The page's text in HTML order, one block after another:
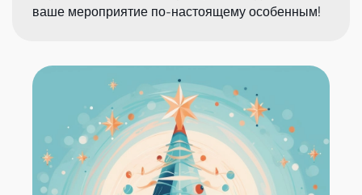
ваше мероприятие по-настоящему особенным!